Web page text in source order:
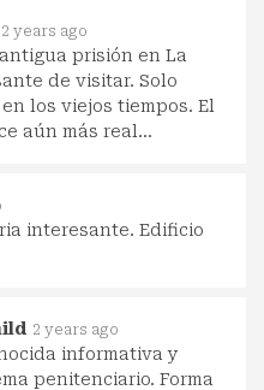
2 years ago
prisión en La
de visitar. Solo
los viejos tiempos. El
aún más real...
interesante. Edificio
2 years ago
informativa y
penitenciario. Forma